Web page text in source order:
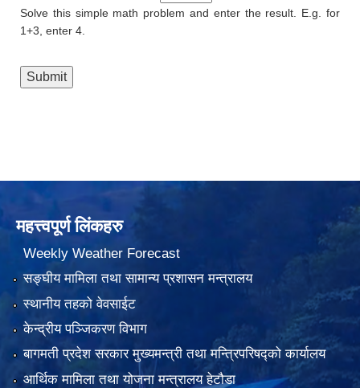
Solve this simple math problem and enter the result. E.g. for
1+3, enter 4.
महत्त्वपूर्ण लिंकहरु
Weekly Weather Forecast
सङ्घीय मामिला तथा सामान्य प्रशासन मन्त्रालय
स्थानीय तहको वेवसाईट
केन्द्रीय पञ्जिकरण विभाग
बागमती प्रदेश सरकार मुख्यमन्त्री तथा मन्त्रिपरिषद्को कार्यालय
आर्थिक मामिला तथा योजना मन्त्रालय हेटौडा